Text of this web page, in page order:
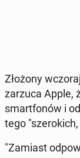
Złożony
zarzuca Apple,
smart­fo­nów i
tego
"Zamiast